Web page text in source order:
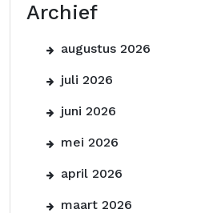
Archief
augustus 2026
juli 2026
juni 2026
mei 2026
april 2026
maart 2026